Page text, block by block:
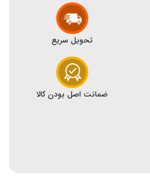
تحویل سریع
ضمانت اصل بودن کالا